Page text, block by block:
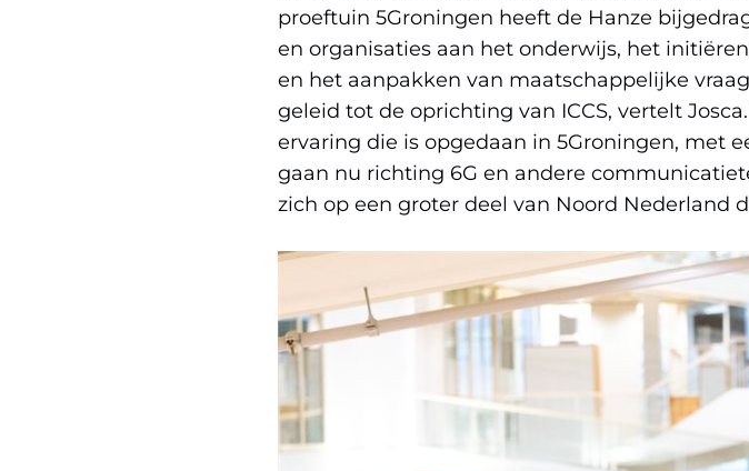
(verwijst
naar
een
andere
website)
proeftuin 5Groningen heeft de Hanze
en organisaties aan het onderwijs, het
en het aanpakken van maatschappelijke
geleid tot de oprichting van ICCS, vertelt
ervaring die is opgedaan in 5Groningen, met
gaan nu richting 6G en andere
zich op een groter deel van Noord Nederland